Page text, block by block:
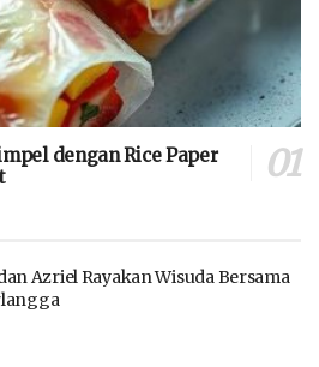
dengan Rice Paper
Azriel Rayakan Wisuda Bersama